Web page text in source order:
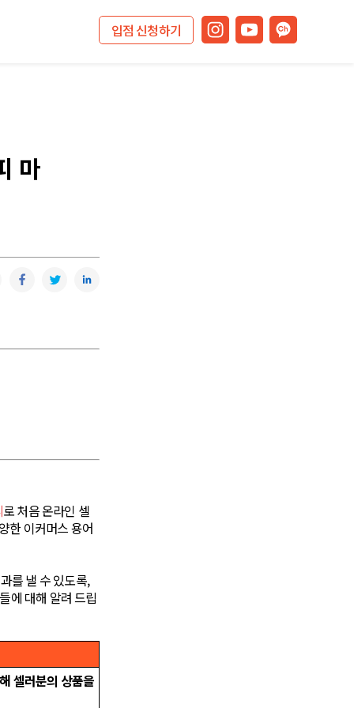
입점 신청하기
마
카카오톡 페이스북 트위터
로 처음 온라인 셀
한 이커머스 용어
를 낼 수 있도록,
에 대해 알려 드립
셀러분의 상품을